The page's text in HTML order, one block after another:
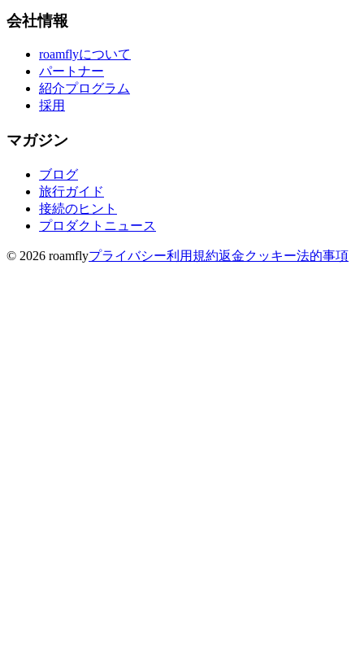
会社情報
roamflyについて
パートナー
紹介プログラム
採用
マガジン
ブログ
旅行ガイド
接続のヒント
プロダクトニュース
© 2026 roamflyプライバシー利用規約返金クッキー法的事項